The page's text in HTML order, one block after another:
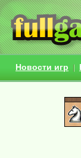
Новости игр